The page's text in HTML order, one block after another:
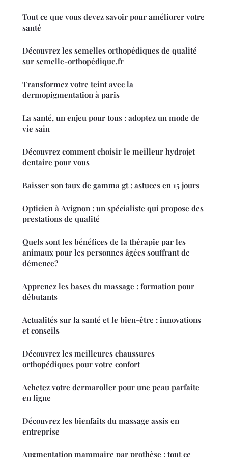
Tout ce que vous devez savoir pour améliorer votre
santé
Découvrez les semelles orthopédiques de qualité
sur semelle-orthopédique.fr
Transformez votre teint avec la
dermopigmentation à paris
La santé, un enjeu pour tous : adoptez un mode de
vie sain
Découvrez comment choisir le meilleur hydrojet
dentaire pour vous
Baisser son taux de gamma gt : astuces en 15 jours
Opticien à Avignon : un spécialiste qui propose des
prestations de qualité
Quels sont les bénéfices de la thérapie par les
animaux pour les personnes âgées souffrant de
démence?
Apprenez les bases du massage : formation pour
débutants
Actualités sur la santé et le bien-être : innovations
et conseils
Découvrez les meilleures chaussures
orthopédiques pour votre confort
Achetez votre dermaroller pour une peau parfaite
en ligne
Découvrez les bienfaits du massage assis en
entreprise
Augmentation mammaire par prothèse : tout ce